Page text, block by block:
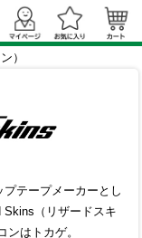
）
テープメーカーとし
Skins（リザードスキ
はトカゲ。